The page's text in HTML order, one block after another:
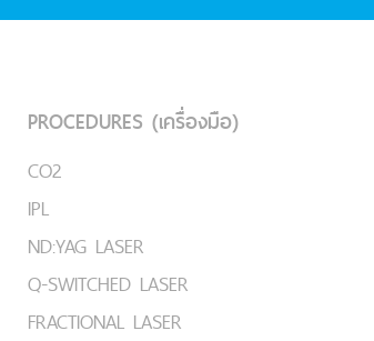
PROCEDURES (เครื่องมือ)
CO2
IPL
ND:YAG LASER
Q-SWITCHED LASER
FRACTIONAL LASER